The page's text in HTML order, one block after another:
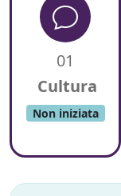
01
Non iniziata